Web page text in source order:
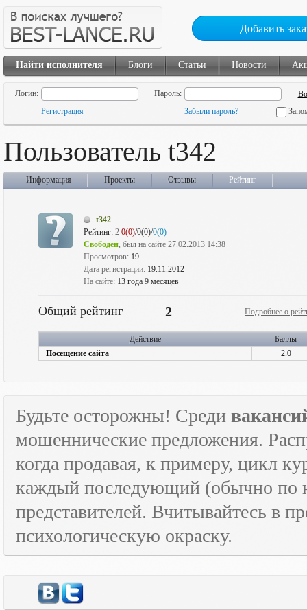
Добавить
Найти исполнителя Блоги Статьи Новости
Логин:
Пароль:
Регистрация
Забыли пароль?
Пользователь t342
Информация Проекты Отзывы Рейтинг
t342
Рейтинг: 2 0(0)/0(0)/0(0)
Свободен, был на сайте 27.02.2013 14:38
Просмотров: 19
Дата регистрации: 19.11.2012
На сайте: 13 года 9 месяцев
Общий рейтинг 2 Подробнее о
Действие
Баллы
Посещение сайта
2.0
Будьте осторожны! Среди
мошеннические предложения.
когда продавая, к примеру, цикл
каждый последующий (обычно по
представителей. Вчитывайтесь в
психологическую окраску.